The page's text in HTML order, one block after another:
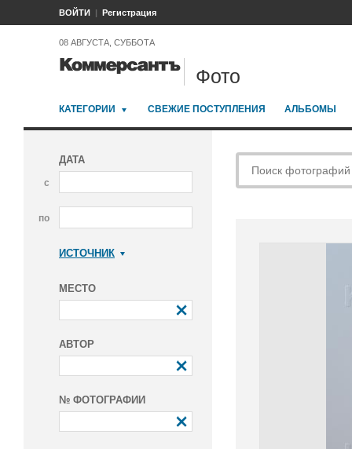
ВОЙТИ Регистрация
08 АВГУСТА, СУББОТА
Фото
КАТЕГОРИИ СВЕЖИЕ ПОСТУПЛЕНИЯ АЛЬБОМЫ
ДАТА
с
по
ИСТОЧНИК
МЕСТО
АВТОР
№ ФОТОГРАФИИ